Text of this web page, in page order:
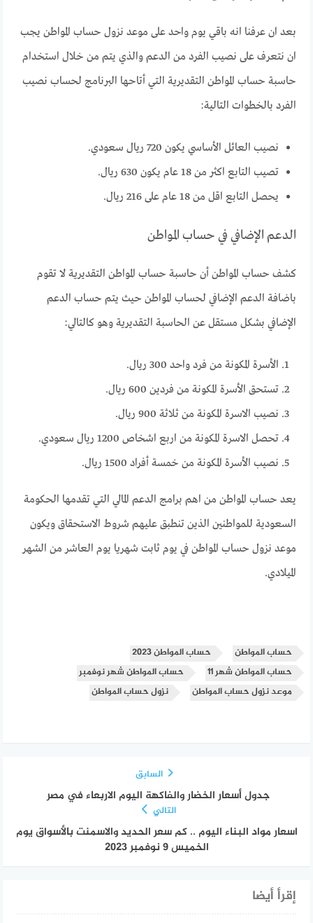
بعد ان عرفنا انه باقي يوم واحد على موعد نزول حساب المواطن يجب
ان نتعرف على نصيب الفرد من الدعم والذي يتم من خلال استخدام
حاسبة حساب المواطن التقديرية التي أتاحها البرنامج لحساب نصيب
الفرد بالخطوات التالية:
نصيب العائل الأساسي يكون 720 ريال سعودي.
تصيب التابع اكثر من 18 عام يكون 630 ريال.
يحصل التابع اقل من 18 عام على 216 ريال.
الدعم الإضافي في حساب المواطن
كشف حساب المواطن أن حاسبة حساب المواطن التقديرية لا تقوم
باضافة الدعم الإضافي لحساب المواطن حيث يتم حساب الدعم
الإضافي بشكل مستقل عن الحاسبة التقديرية وهو كالتالي:
الأسرة المكونة من فرد واحد 300 ريال.
تستحق الأسرة المكونة من فردين 600 ريال.
نصيب الاسرة المكونة من ثلاثة 900 ريال.
تحصل الاسرة المكونة من اربع اشخاص 1200 ريال سعودي.
نصيب الأسرة المكونة من خمسة أفراد 1500 ريال.
يعد حساب المواطن من اهم برامج الدعم المالي التي تقدمها الحكومة
السعودية للمواطنين الذين تنطبق عليهم شروط الاستحقاق ويكون
موعد نزول حساب المواطن في يوم ثابت شهريا يوم العاشر من الشهر
الميلادي.
حساب المواطن
حساب المواطن 2023
حساب المواطن شهر 11
حساب المواطن شهر نوفمبر
موعد نزول حساب المواطن
نزول حساب المواطن
السابق
جدول أسعار الخضار والفاكهة اليوم الاربعاء في مصر
التالي
اسعار مواد البناء اليوم .. كم سعر الحديد والاسمنت بالأسواق يوم
الخميس 9 نوفمبر 2023
إقرأ أيضا